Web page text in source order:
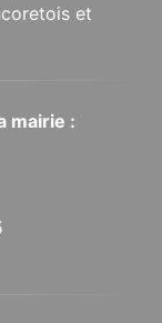
et
mairie :